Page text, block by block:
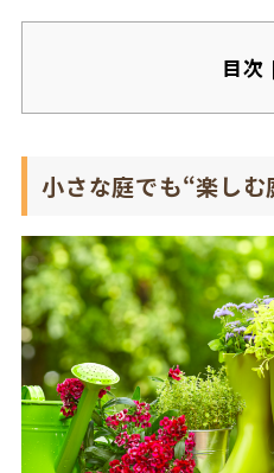
目次
小さな庭でも“楽しむ